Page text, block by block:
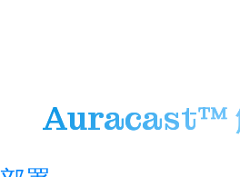
Auracast™